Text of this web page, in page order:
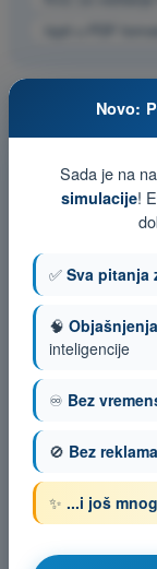
Novo:
Sada je na
simulacije!
✅ Sva pitanja
🧠
inteligencije
♾️ Bez
🚫 Bez reklama
✨ ...i još